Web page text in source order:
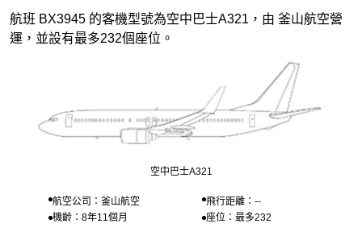
航班 BX3945 的客機型號為空中巴士A321，由 釜山航空營
運，並設有最多232個座位。
空中巴士A321
航空公司：釜山航空
飛行距離：--
機齡：8年11個月
座位：最多232